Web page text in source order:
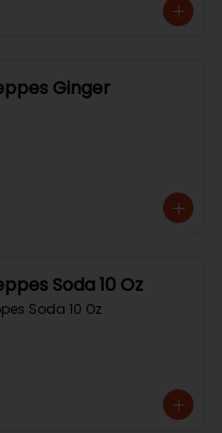
Ginger
Soda 10 Oz
Soda 10 Oz